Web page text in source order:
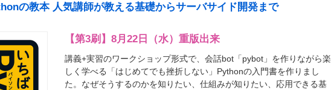
の教本 人気講師が教える基礎からサーバサイド開発まで
【第3刷】8月22日（水）重版出来
講義+実習のワークショップ形式で、会話bot「pybot」を作りながら楽
しく学べる「はじめてでも挫折しない」Pythonの入門書を作りまし
た。なぜそうするのかを知りたい、仕組みが知りたい、応用できる基